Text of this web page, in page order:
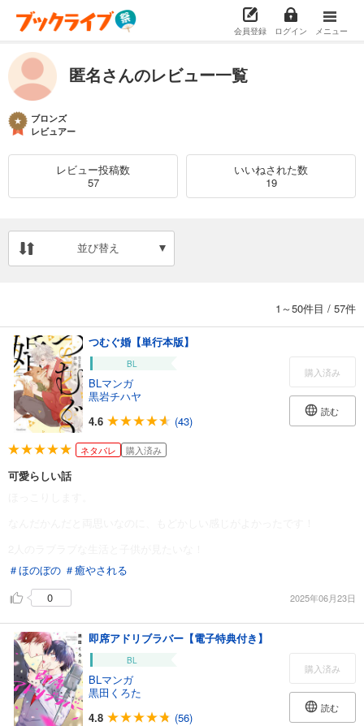
会員登録 ログイン メニュー
匿名さんのレビュー一覧
ブロンズ
レビュアー
レビュー投稿数
57
いいねされた数
19
並び替え
1～50件目 / 57件
つむぐ婚【単行本版】
BL
BLマンガ
黒岩チハヤ
4.6
(43)
購入済み
読む
ネタバレ 購入済み
可愛らしい話
＃ほのぼの ＃癒やされる
0
2025年06月23日
即席アドリブラバー【電子特典付き】
BL
BLマンガ
黒田くろた
4.8
(56)
購入済み
読む